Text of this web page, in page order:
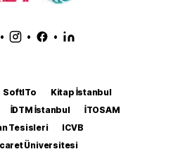
• • •
SoftITo
Kitap İstanbul
İDTM İstanbul
İTOSAM
Tesisleri
ICVB
Üniversitesi